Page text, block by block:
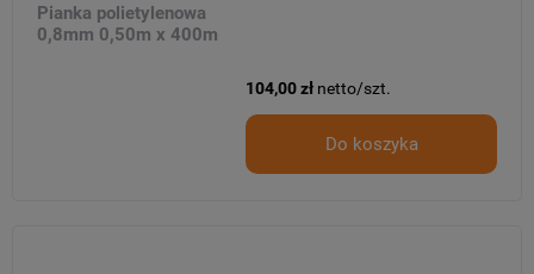
Pianka polietylenowa
0,8mm 0,50m x 400m
104,00 zł netto/szt.
Do koszyka